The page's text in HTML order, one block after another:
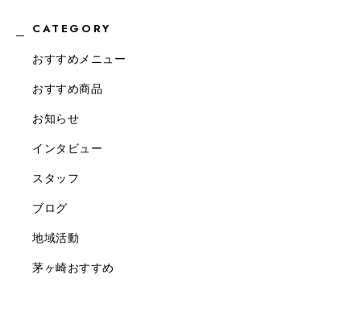
CATEGORY
おすすめメニュー
おすすめ商品
お知らせ
インタビュー
スタッフ
ブログ
地域活動
茅ヶ崎おすすめ